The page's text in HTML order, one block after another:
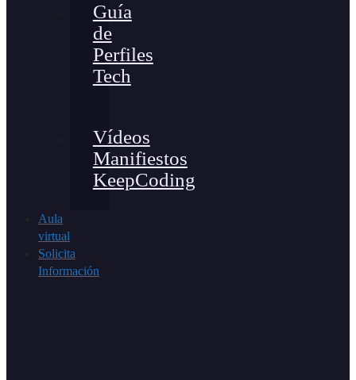
Guía
de
Perfiles
Tech
Vídeos
Manifiestos
KeepCoding
Aula
virtual
Solicita
Información